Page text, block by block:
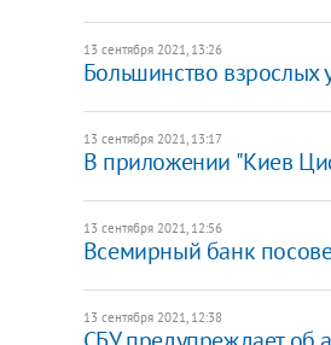
13 сентября 2021, 13:26
Большинство взрослых
13 сентября 2021, 13:17
В приложении "Киев
13 сентября 2021, 12:56
Всемирный банк
13 сентября 2021, 12:38